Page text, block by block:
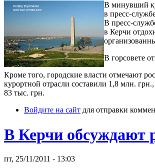
В минувший
в пресс-
В пресс-
в Керчи
В горсовете
Кроме того, городские власти отмечают
курортной отрасли составили 1,8 млн.
83 тыс. грн.
Войдите на сайт для отправки
В Керчи обсуждают
пт, 25/11/2011 - 13:03